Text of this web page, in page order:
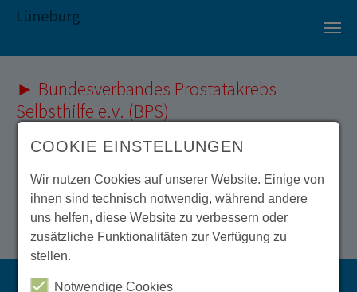
Lüneburg
► Bundesverbandes Prostatakrebs
Selbsthilfe e.v. (BPS)
► BPS Magazine
► Deutsches Krebsforschungszentrum
► Prostatakrebs-Beratungshotline
► Martini-Klinik Mediathek
COOKIE EINSTELLUNGEN
Wir nutzen Cookies auf unserer Website. Einige von
ihnen sind technisch notwendig, während andere
uns helfen, diese Website zu verbessern oder
zusätzliche Funktionalitäten zur Verfügung zu
stellen.
Notwendige Cookies